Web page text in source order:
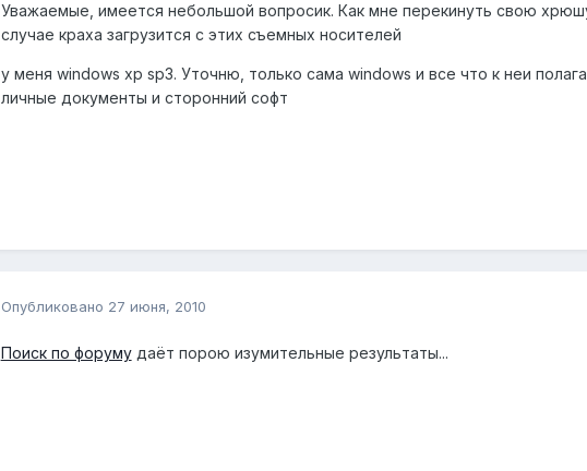
Уважаемые, имеется небольшой вопросик. Как мне перекинуть свою
случае краха загрузится с этих съемных носителей
у меня windows xp sp3. Уточню, только сама windows и все что к неи
личные документы и сторонний софт
Опубликовано 27 июня, 2010
Поиск по форумудаёт порою изумительные результаты...